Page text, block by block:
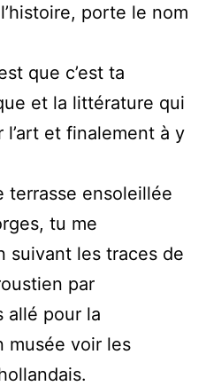
porte le nom
que c’est ta
et la littérature qui
l’art et finalement à y
terrasse ensoleillée
tu me
suivant les traces de
par
allé pour la
musée voir les